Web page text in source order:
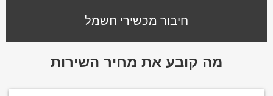
חיבור מכשירי חשמל
מה קובע את מחיר השירות